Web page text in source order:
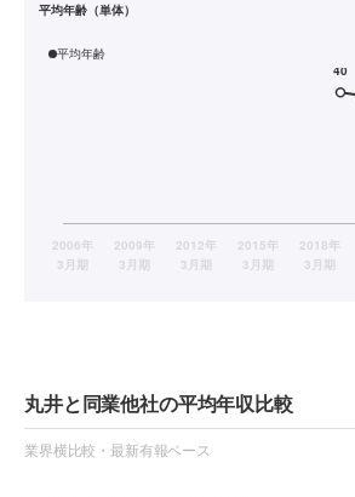
平均年齢（単体）
平均年齢
丸井と同業他社の平均年収比較
業界横比較・最新有報ベース